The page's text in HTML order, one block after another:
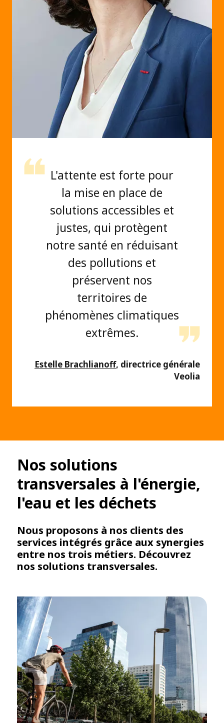
L'attente est forte pour
la mise en place de
solutions accessibles et
justes, qui protègent
notre santé en réduisant
des pollutions et
préservent nos
territoires de
phénomènes climatiques
extrêmes.
Estelle Brachlianoff, directrice générale
Veolia
Nos solutions
transversales à l'énergie,
l'eau et les déchets
Nous proposons à nos clients des
services intégrés grâce aux synergies
entre nos trois métiers. Découvrez
nos solutions transversales.